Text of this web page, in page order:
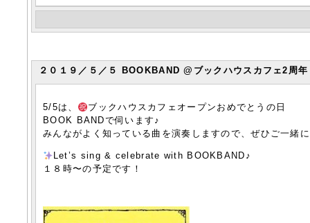
２０１９／５／５ BOOKBAND @ブックハウスカフェ2周年
5/5は、 ブックハウスカフェオープン おめでとうの日
BOOK BANDで伺います♪
みんながよく知っている曲を演奏しますので、ぜひご一緒
Let’s sing & celebrate with BOOKBAND♪
１８時〜の予定です！